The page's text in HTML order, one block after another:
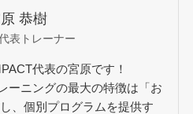
恭樹
表トレーナー
代表の宮原です！
ーニングの最大の特徴は「お
、個別プログラムを提供す